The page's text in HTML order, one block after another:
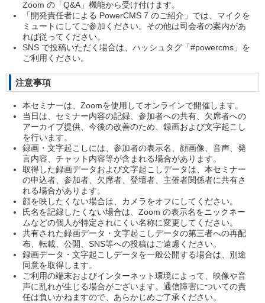
Zoom の「Q&A」機能から受け付けます。
「開発責任者による PowerCMS 7 のご紹介」では、マイクを
ミュートにしてご参加ください。その他は司会者の案内があ
れば従ってください。
SNS で投稿いただく場合は、ハッシュタグ「#powercms」を
ご利用ください。
注意事項
本セミナーは、Zoomを使用してオンラインで開催します。
当日は、セミナー内容の記録、参加者への共有、欠席者への
アーカイブ提供、今後の改善のため、録画および文字起こし
を行います。
録画・文字起こしには、参加者の表示名、顔画像、音声、発
言内容、チャット内容等が含まれる場合があります。
取得した録画データおよび文字起こしデータは、本セミナー
の申込者、参加者、欠席者、登壇者、主催者関係者に共有さ
れる場合があります。
顔を映したくない場合は、カメラをオフにしてください。
氏名を記録したくない場合は、Zoom の表示名をニックネー
ムなどの個人が特定されにくい名称に変更してください。
共有された録画データ・文字起こしデータの第三者への再配
布、転載、公開、SNS等への投稿はご遠慮ください。
録画データ・文字起こしデータを一般公開する場合は、別途
同意を取得します。
ご利用の端末およびインターネット環境によって、映像や音
声に乱れが生じる場合がございます。通信障害についての責
任は負いかねますので、あらかじめご了承ください。